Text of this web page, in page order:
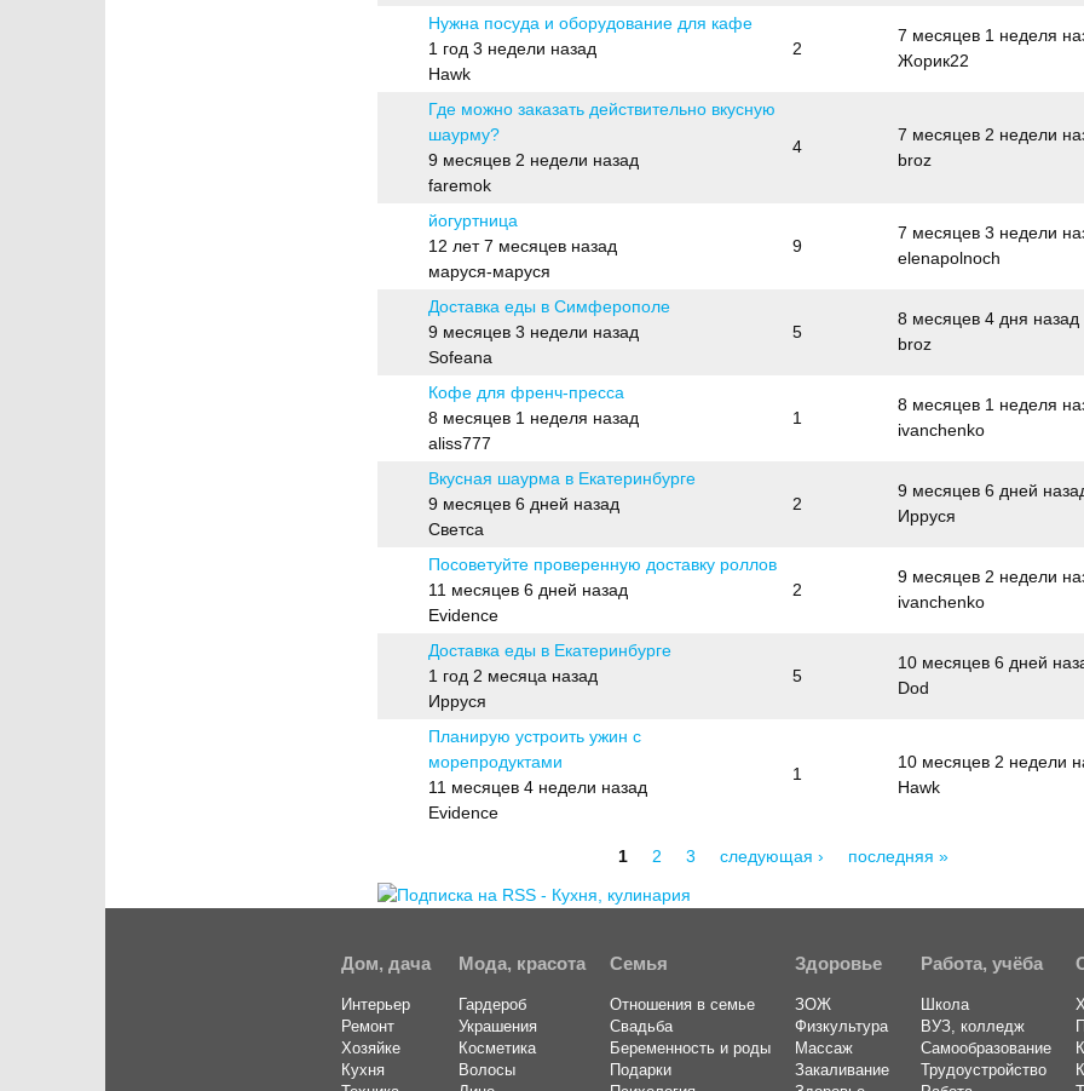
Обычная тема
Нужна посуда и оборудование для кафе
1 год 3 недели назад
Hawk
2
7 месяцев 1 неделя
Жорик22
Обычная тема
Где можно заказать действительно вкусную
шаурму?
9 месяцев 2 недели назад
faremok
4
7 месяцев 2 недели
broz
Обычная тема
йогуртница
12 лет 7 месяцев назад
маруся-маруся
9
7 месяцев 3 недели
elenapolnoch
Обычная тема
Доставка еды в Симферополе
9 месяцев 3 недели назад
Sofeana
5
8 месяцев 4 дня назад
broz
Обычная тема
Кофе для френч-пресса
8 месяцев 1 неделя назад
aliss777
1
8 месяцев 1 неделя
ivanchenko
Обычная тема
Вкусная шаурма в Екатеринбурге
9 месяцев 6 дней назад
Светса
2
9 месяцев 6 дней
Ирруся
Обычная тема
Посоветуйте проверенную доставку роллов
11 месяцев 6 дней назад
Evidence
2
9 месяцев 2 недели
ivanchenko
Обычная тема
Доставка еды в Екатеринбурге
1 год 2 месяца назад
Ирруся
5
10 месяцев 6 дней
Dod
Обычная тема
Планирую устроить ужин с
морепродуктами
11 месяцев 4 недели назад
Evidence
1
10 месяцев 2 недели
Hawk
1 2 3 следующая › последняя »
Дом, дача
Интерьер
Ремонт
Хозяйке
Кухня
Мода, красота
Гардероб
Украшения
Косметика
Волосы
Семья
Отношения в семье
Свадьба
Беременность и роды
Подарки
Здоровье
ЗОЖ
Физкультура
Массаж
Закаливание
Работа, учёба
Школа
ВУЗ, колледж
Самообразование
Трудоустройство